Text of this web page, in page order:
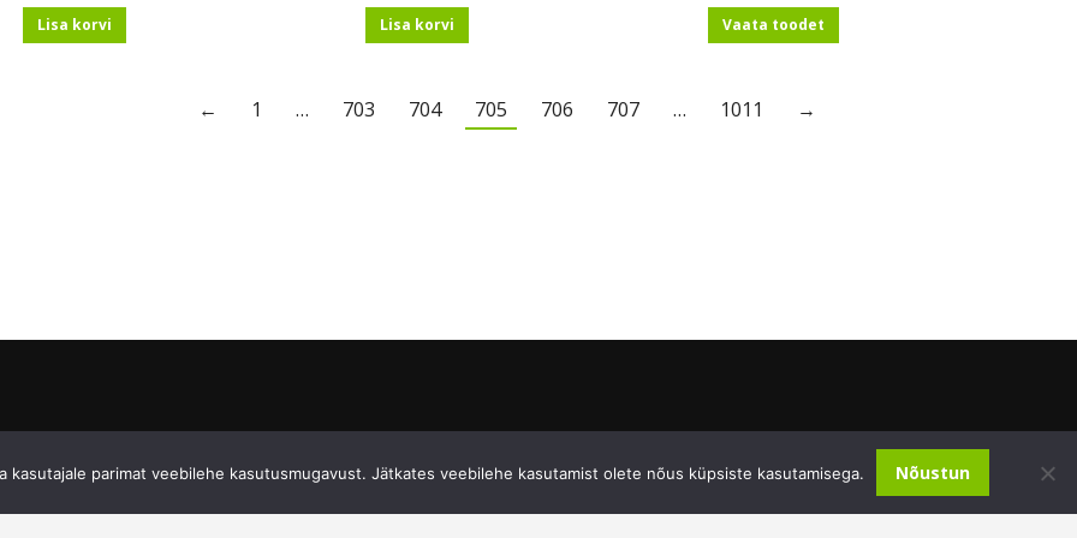
Lisa korvi Lisa korvi Vaata toodet
← 1 … 703 704 705 706 707 … 1011 →
parimat veebilehe kasutusmugavust. Jätkates veebilehe kasutamist olete nõus küpsiste kasutamisega. Nõustun